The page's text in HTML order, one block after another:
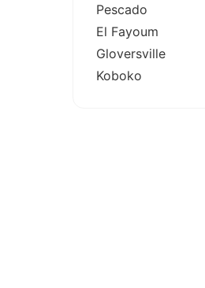
Pescado
El Fayoum
Gloversville
Koboko